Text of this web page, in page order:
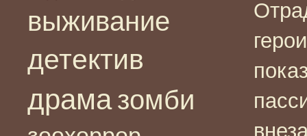
выживание
детектив
драма зомби